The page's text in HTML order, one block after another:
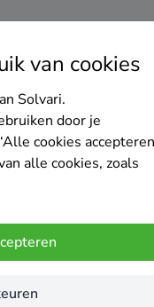
van cookies
Solvari.
door je
cookies
alle cookies, zoals
20